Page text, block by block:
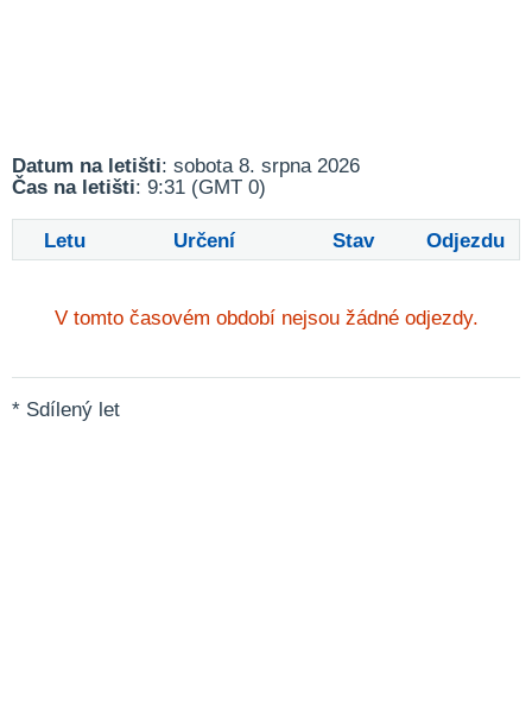
Datum na letišti: sobota 8. srpna 2026
Čas na letišti: 9:31 (GMT 0)
Letu Určení Stav Odjezdu
V tomto časovém období nejsou žádné odjezdy.
* Sdílený let